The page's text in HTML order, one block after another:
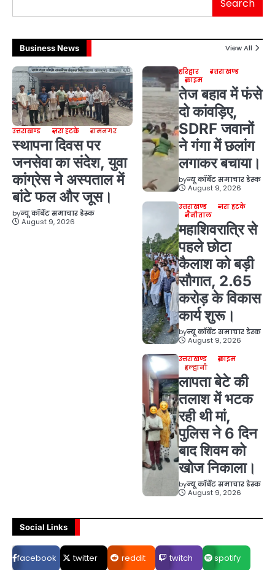
Search
Business News View All
उत्तराखण्ड ज़रा हटके रामनगर
स्थापना दिवस पर
जनसेवा का संदेश, युवा
कांग्रेस ने अस्पताल में
बांटे फल और जूस।
byन्यू कॉर्बेट समाचार डेस्क
August 9, 2026
हरिद्वार
उत्तराखण्ड
क्राइम
तेज बहाव में फंसे
दो कांवड़िए,
SDRF जवानों
ने गंगा में छलांग
लगाकर बचाया।
byन्यू कॉर्बेट समाचार डेस्क
August 9, 2026
उत्तराखण्ड
ज़रा हटके
नैनीताल
महाशिवरात्रि से
पहले छोटा
कैलाश को बड़ी
सौगात, 2.65
करोड़ के विकास
कार्य शुरू।
byन्यू कॉर्बेट समाचार डेस्क
August 9, 2026
उत्तराखण्ड
क्राइम
हल्द्वानी
लापता बेटे की
तलाश में भटक
रही थी मां,
पुलिस ने 6 दिन
बाद शिवम को
खोज निकाला।
byन्यू कॉर्बेट समाचार डेस्क
August 9, 2026
Social Links
facebook twitter reddit twitch spotify